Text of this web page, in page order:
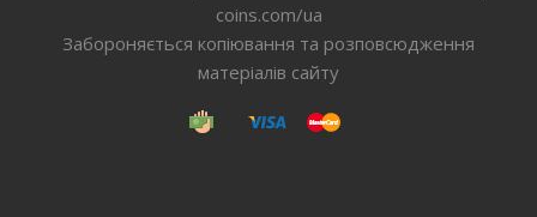
coins.com/ua
Забороняється копіювання та розповсюдження
матеріалів сайту